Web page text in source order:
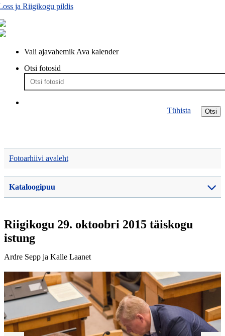
ja Riigikogu pildis
Vali ajavahemik Ava kalender
Otsi fotosid
Otsi
Tühista
Fotoarhiivi avaleht
Kataloogipuu
Riigikogu 29. oktoobri 2015 täiskogu
istung
Ardre Sepp ja Kalle Laanet